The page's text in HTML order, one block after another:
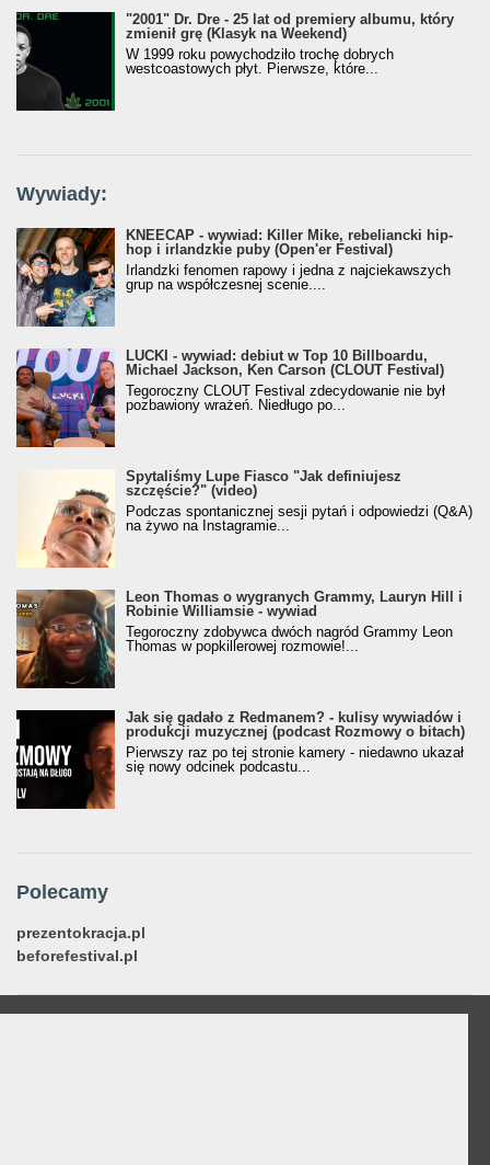
"2001" Dr. Dre - 25 lat od premiery albumu, który
zmienił grę (Klasyk na Weekend)
W 1999 roku powychodziło trochę dobrych
westcoastowych płyt. Pierwsze, które...
Wywiady:
KNEECAP - wywiad: Killer Mike, rebeliancki hip-
hop i irlandzkie puby (Open'er Festival)
Irlandzki fenomen rapowy i jedna z najciekawszych
grup na współczesnej scenie....
LUCKI - wywiad: debiut w Top 10 Billboardu,
Michael Jackson, Ken Carson (CLOUT Festival)
Tegoroczny CLOUT Festival zdecydowanie nie był
pozbawiony wrażeń. Niedługo po...
Spytaliśmy Lupe Fiasco "Jak definiujesz
szczęście?" (video)
Podczas spontanicznej sesji pytań i odpowiedzi (Q&A)
na żywo na Instagramie...
Leon Thomas o wygranych Grammy, Lauryn Hill i
Robinie Williamsie - wywiad
Tegoroczny zdobywca dwóch nagród Grammy Leon
Thomas w popkillerowej rozmowie!...
Jak się gadało z Redmanem? - kulisy wywiadów i
produkcji muzycznej (podcast Rozmowy o bitach)
Pierwszy raz po tej stronie kamery - niedawno ukazał
się nowy odcinek podcastu...
Polecamy
prezentokracja.pl
beforefestival.pl